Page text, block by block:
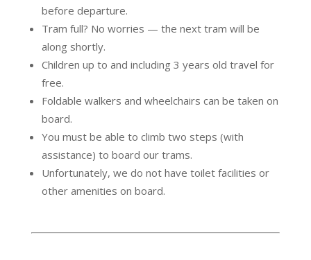
before departure.
Tram full? No worries — the next tram will be
along shortly.
Children up to and including 3 years old travel for
free.
Foldable walkers and wheelchairs can be taken on
board.
You must be able to climb two steps (with
assistance) to board our trams.
Unfortunately, we do not have toilet facilities or
other amenities on board.